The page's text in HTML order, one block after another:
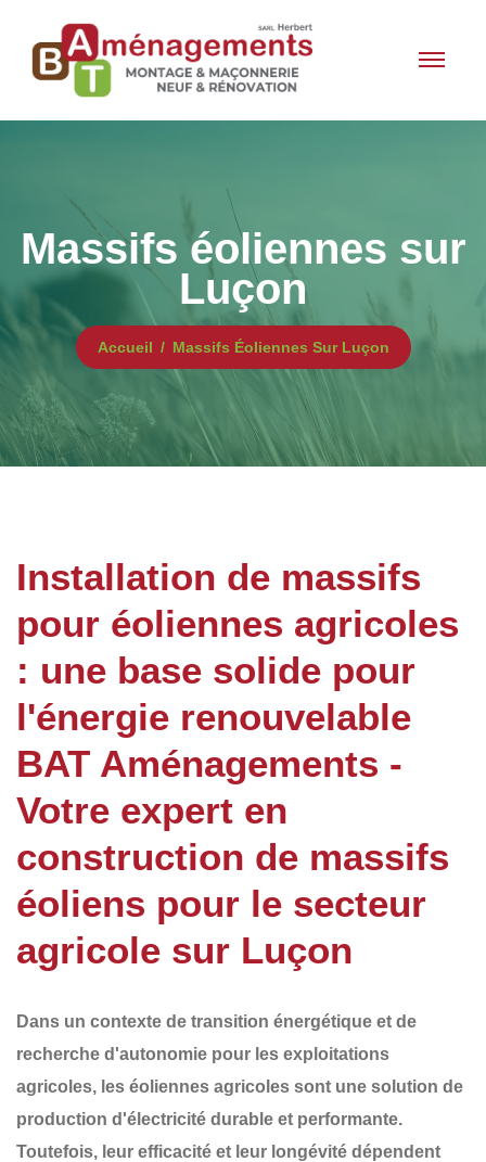
Massifs éoliennes sur
Luçon
Accueil Massifs Éoliennes Sur Luçon
Installation de massifs
pour éoliennes agricoles
: une base solide pour
l'énergie renouvelable
BAT Aménagements -
Votre expert en
construction de massifs
éoliens pour le secteur
agricole sur Luçon
Dans un contexte de transition énergétique et de
recherche d'autonomie pour les exploitations
agricoles, les éoliennes agricoles sont une solution de
production d'électricité durable et performante.
Toutefois, leur efficacité et leur longévité dépendent